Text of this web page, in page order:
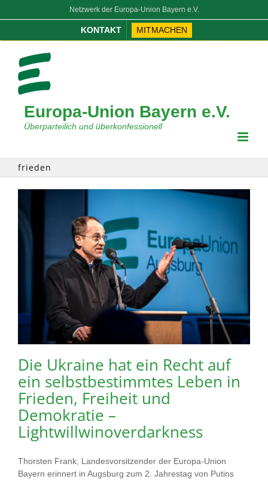
Inhalt
Netzwerk der Europa-Union Bayern e.V.
KONTAKT MITMACHEN
Europa-Union Bayern e.V.
Überparteilich und überkonfessionell
frieden
Die Ukraine hat ein Recht auf
ein selbstbestimmtes Leben in
Frieden, Freiheit und
Demokratie –
Lightwillwinoverdarkness
Thorsten Frank, Landesvorsitzender der Europa-Union
Bayern erinnert in Augsburg zum 2. Jahrestag von Putins